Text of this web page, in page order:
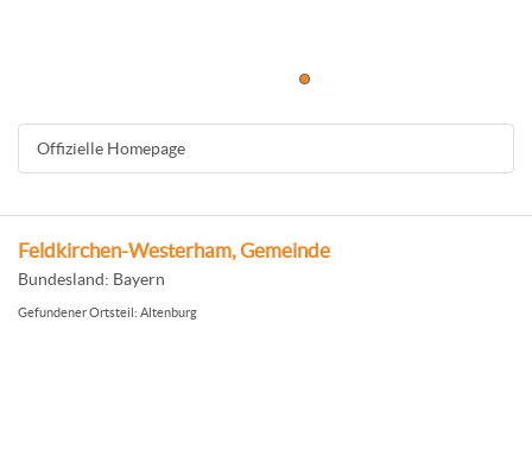
Offizielle Homepage
Feldkirchen-Westerham, Gemeinde
Bundesland: Bayern
Gefundener Ortsteil: Altenburg